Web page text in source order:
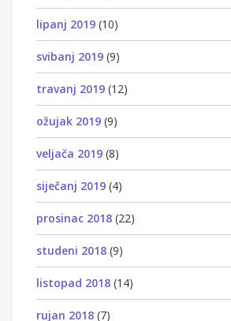
lipanj 2019 (10)
svibanj 2019 (9)
travanj 2019 (12)
ožujak 2019 (9)
veljača 2019 (8)
siječanj 2019 (4)
prosinac 2018 (22)
studeni 2018 (9)
listopad 2018 (14)
rujan 2018 (7)